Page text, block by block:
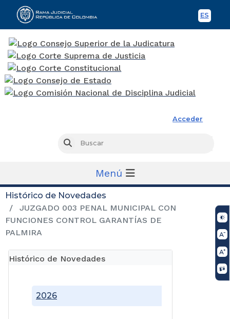
ES
Acceder
Buscar
Menú
Histórico de Novedades
JUZGADO 003 PENAL MUNICIPAL CON
FUNCIONES CONTROL GARANTÍAS DE
PALMIRA
Histórico de Novedades
2026